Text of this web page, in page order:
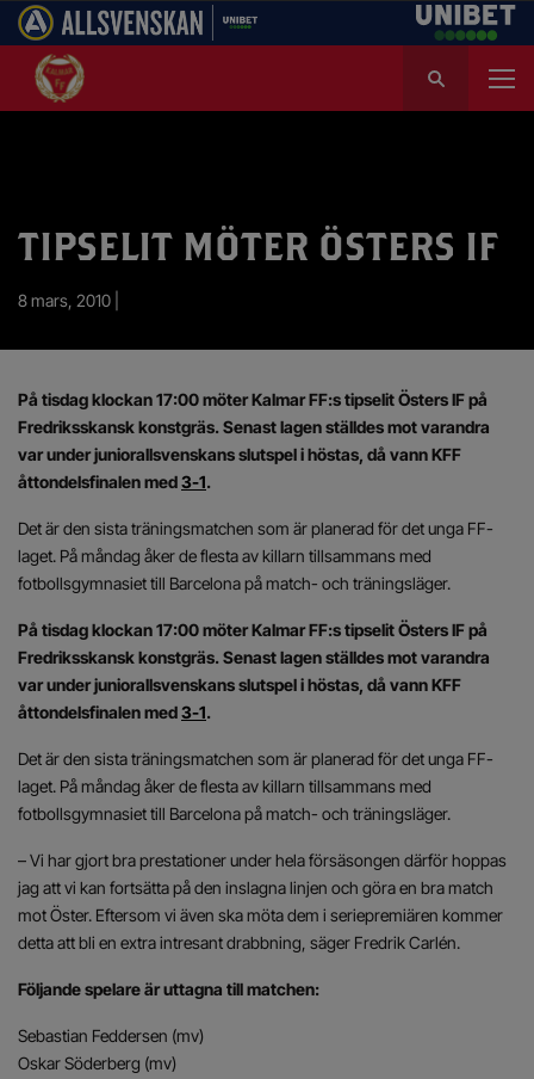
k
TIPSELIT MÖTER ÖSTERS IF
8 mars, 2010 |
På tisdag klockan 17:00 möter Kalmar FF:s tipselit Östers IF på
Fredriksskansk konstgräs. Senast lagen ställdes mot varandra
var under juniorallsvenskans slutspel i höstas, då vann KFF
åttondelsfinalen med3-1.
Det är den sista träningsmatchen som är planerad för det unga FF-
laget. På måndag åker de flesta av killarn tillsammans med
fotbollsgymnasiet till Barcelona på match- och träningsläger.
På tisdag klockan 17:00 möter Kalmar FF:s tipselit Östers IF på
Fredriksskansk konstgräs. Senast lagen ställdes mot varandra
var under juniorallsvenskans slutspel i höstas, då vann KFF
åttondelsfinalen med3-1.
Det är den sista träningsmatchen som är planerad för det unga FF-
laget. På måndag åker de flesta av killarn tillsammans med
fotbollsgymnasiet till Barcelona på match- och träningsläger.
– Vi har gjort bra prestationer under hela försäsongen därför hoppas
jag att vi kan fortsätta på den inslagna linjen och göra en bra match
mot Öster. Eftersom vi även ska möta dem i seriepremiären kommer
detta att bli en extra intresant drabbning, säger Fredrik Carlén.
Följande spelare är uttagna till matchen:
Sebastian Feddersen (mv)
Oskar Söderberg (mv)